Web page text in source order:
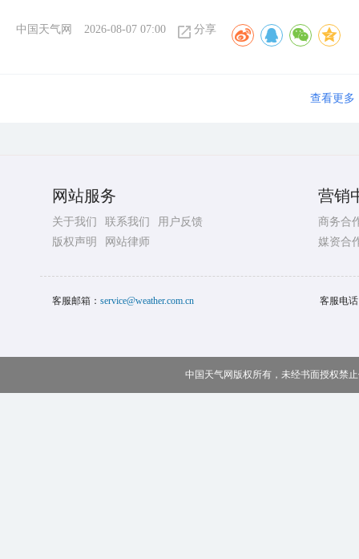
中国天气网 2026-08-07 07:00 分享
查看更多
网站服务
关于我们 联系我们
用户反馈
版权声明
网站律师
营销
商务合
媒资合
客服邮箱： service@weather.com.cn 客服电
中国天气网版权所有，未经书面授权